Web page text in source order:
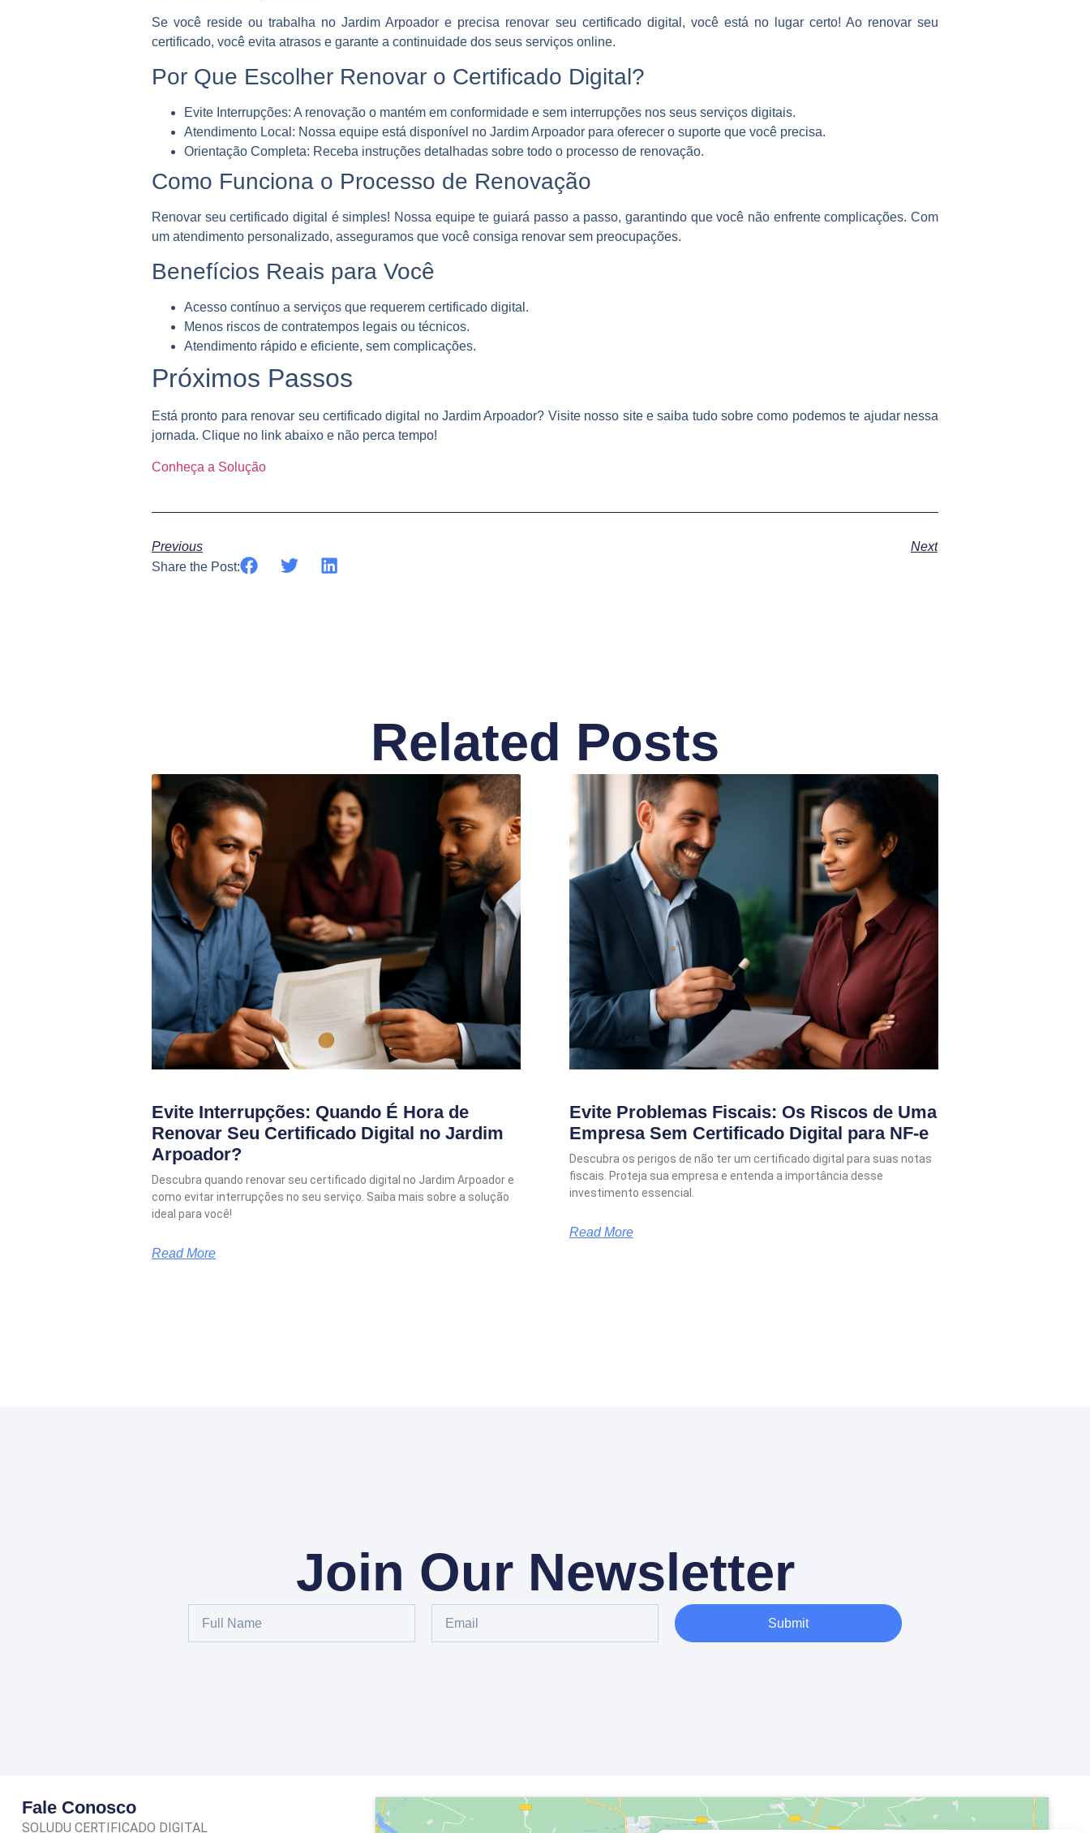
Se você reside ou trabalha no Jardim Arpoador e precisa renovar seu certificado digital, você está no lugar certo! Ao renovar seu
certificado, você evita atrasos e garante a continuidade dos seus serviços online.
Por Que Escolher Renovar o Certificado Digital?
Evite Interrupções: A renovação o mantém em conformidade e sem interrupções nos seus serviços digitais.
Atendimento Local: Nossa equipe está disponível no Jardim Arpoador para oferecer o suporte que você precisa.
Orientação Completa: Receba instruções detalhadas sobre todo o processo de renovação.
Como Funciona o Processo de Renovação
Renovar seu certificado digital é simples! Nossa equipe te guiará passo a passo, garantindo que você não enfrente complicações. Com
um atendimento personalizado, asseguramos que você consiga renovar sem preocupações.
Benefícios Reais para Você
Acesso contínuo a serviços que requerem certificado digital.
Menos riscos de contratempos legais ou técnicos.
Atendimento rápido e eficiente, sem complicações.
Próximos Passos
Está pronto para renovar seu certificado digital no Jardim Arpoador? Visite nosso site e saiba tudo sobre como podemos te ajudar nessa
jornada. Clique no link abaixo e não perca tempo!
Conheça a Solução
Previous
Next
Share the Post:
Related Posts
Evite Interrupções: Quando É Hora de
Renovar Seu Certificado Digital no Jardim
Arpoador?
Descubra quando renovar seu certificado digital no Jardim Arpoador e
como evitar interrupções no seu serviço. Saiba mais sobre a solução
ideal para você!
Read More
Evite Problemas Fiscais: Os Riscos de Uma
Empresa Sem Certificado Digital para NF-e
Descubra os perigos de não ter um certificado digital para suas notas
fiscais. Proteja sua empresa e entenda a importância desse
investimento essencial.
Read More
Join Our Newsletter
Submit
Fale Conosco
SOLUDU CERTIFICADO DIGITAL